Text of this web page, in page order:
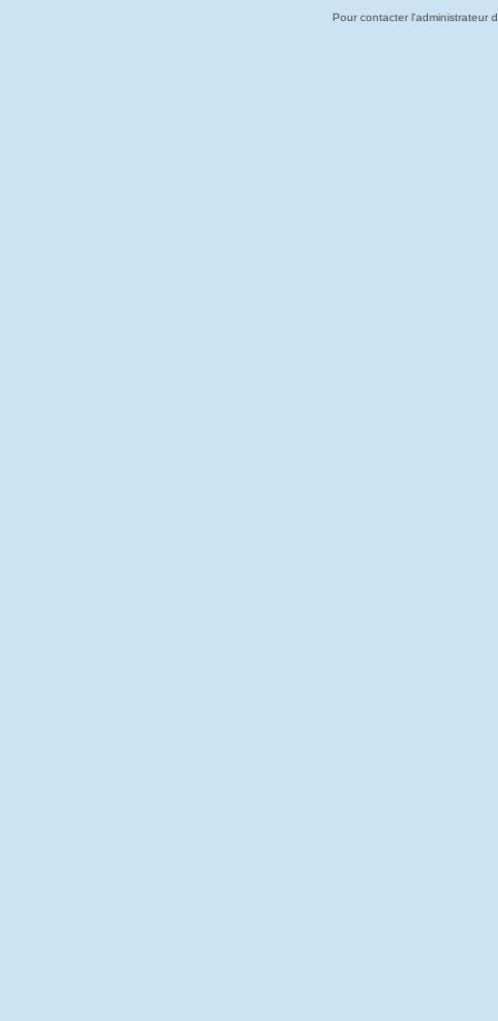
Pour contacter l'administrateur